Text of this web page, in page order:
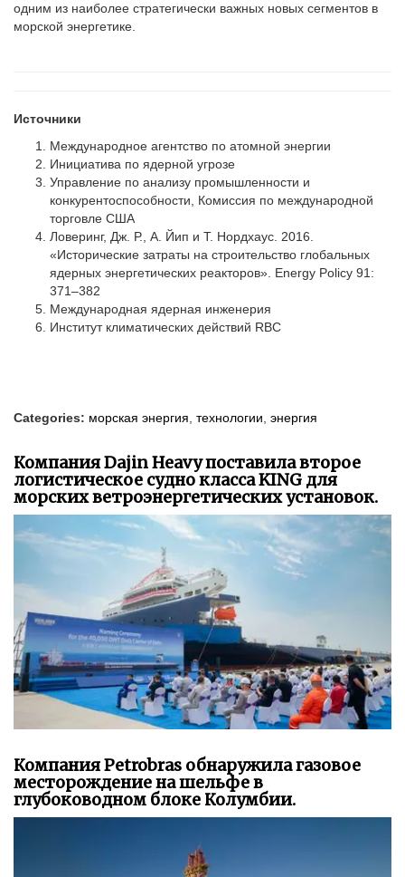
одним из наиболее стратегически важных новых сегментов в
морской энергетике.
Источники
Международное агентство по атомной энергии
Инициатива по ядерной угрозе
Управление по анализу промышленности и
конкурентоспособности, Комиссия по международной
торговле США
Ловеринг, Дж. Р., А. Йип и Т. Нордхаус. 2016.
«Исторические затраты на строительство глобальных
ядерных энергетических реакторов». Energy Policy 91:
371–382
Международная ядерная инженерия
Институт климатических действий RBC
Categories: морская энергия, технологии, энергия
Компания Dajin Heavy поставила второе
логистическое судно класса KING для
морских ветроэнергетических установок.
Компания Petrobras обнаружила газовое
месторождение на шельфе в
глубоководном блоке Колумбии.